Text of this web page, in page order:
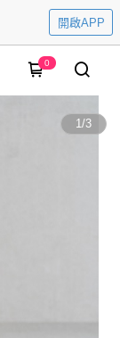
開啟APP
0
1/3